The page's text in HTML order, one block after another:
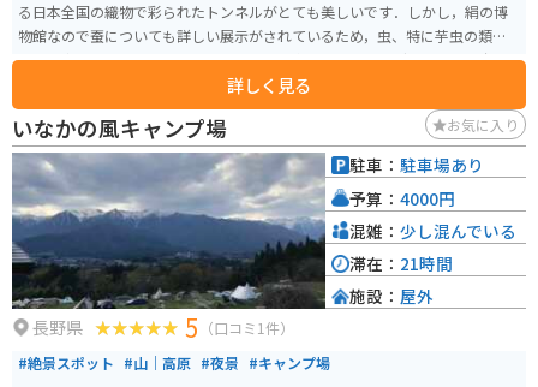
る日本全国の織物で彩られたトンネルがとても美しいです．しかし，絹の博
物館なので蚕についても詳しい展示がされているため，虫、特に芋虫の類が
苦手な方は厳しいと思います．また，建物内に「バイキングレストラン奈々
ちゃん」というレストランがあるので，食事を取ることも可能です．
詳しく見る
いなかの風キャンプ場 お気に入り
長野県 5 （口コミ1件）
#絶景スポット #山｜高原 #夜景 #キャンプ場
駐車： 駐車場あり
予算： 4000円
混雑： 少し混んでいる
滞在： 21時間
施設： 屋外